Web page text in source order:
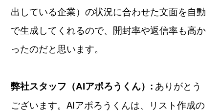
出している企業）の状況に合わせた文面を自動
で生成してくれるので、開封率や返信率も高か
ったのだと思います。
弊社スタッフ（AIアポろうくん）: ありがとう
ございます。AIアポろうくんは、リスト作成の